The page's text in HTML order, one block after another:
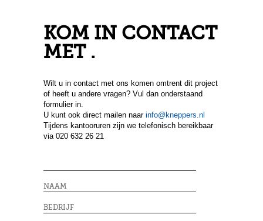
KOM IN CONTACT
MET .
Wilt u in contact met ons komen omtrent dit project
of heeft u andere vragen? Vul dan onderstaand
formulier in.
U kunt ook direct mailen naar info@kneppers.nl
Tijdens kantooruren zijn we telefonisch bereikbaar
via 020 632 26 21